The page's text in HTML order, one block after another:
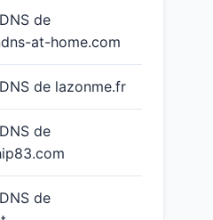
de
at-home.com
de lazonme.fr
de
de